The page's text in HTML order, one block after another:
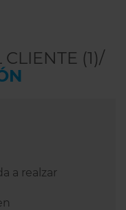
(1)/
a realzar